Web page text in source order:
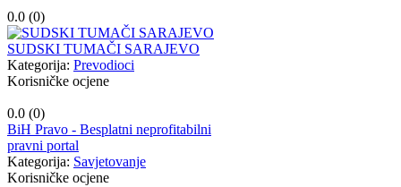
0.0 (0)
SUDSKI TUMAČI SARAJEVO
Kategorija: Prevodioci
Korisničke ocjene
0.0 (0)
BiH Pravo - Besplatni neprofitabilni
pravni portal
Kategorija: Savjetovanje
Korisničke ocjene